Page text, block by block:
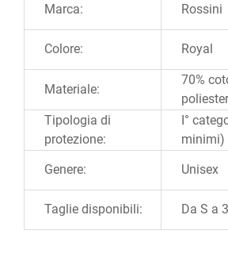
Marca: Rossini
Colore: Royal
Materiale:
70%
Tipologia di
protezione:
I°
minimi)
Genere:
Unisex
Taglie disponibili: Da S a